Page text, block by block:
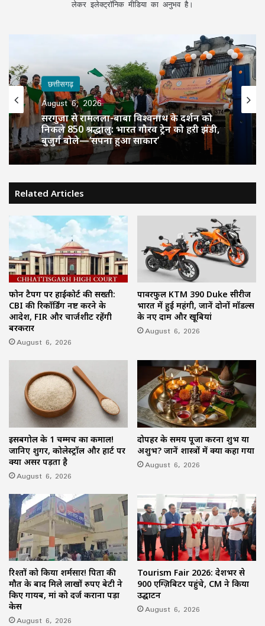
लेकर इलेक्ट्रॉनिक मीडिया का अनुभव है।
छत्तीसगढ़
August 6, 2026
सरगुजा से रामलला-बाबा विश्वनाथ के दर्शन को
निकले 850 श्रद्धालु: भारत गौरव ट्रेन को हरी झंडी,
बुजुर्ग बोले—‘सपना हुआ साकार’
Related Articles
फोन टैपिंग पर हाईकोर्ट की सख्ती:
CBI की रिकॉर्डिंग नष्ट करने के
आदेश, FIR और चार्जशीट रहेंगी
बरकरार
August 6, 2026
पावरफुल KTM 390 Duke सीरीज
भारत में हुई महंगी, जानें दोनों मॉडल्स
के नए दाम और खूबियां
August 6, 2026
इसबगोल के 1 चम्मच का कमाल!
जानिए शुगर, कोलेस्ट्रॉल और हार्ट पर
क्या असर पड़ता है
August 6, 2026
दोपहर के समय पूजा करना शुभ या
अशुभ? जानें शास्त्रों में क्या कहा गया
August 6, 2026
रिश्तों को किया शर्मसार! पिता की
मौत के बाद मिले लाखों रुपए बेटी ने
किए गायब, मां को दर्ज कराना पड़ा
केस
August 6, 2026
Tourism Fair 2026: देशभर से
900 एग्ज़िबिटर पहुंचे, CM ने किया
उद्घाटन
August 6, 2026